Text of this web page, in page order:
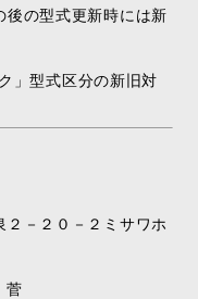
後の型式更新時には新
」型式区分の新旧対
２－２０－２ミサワホ
菅